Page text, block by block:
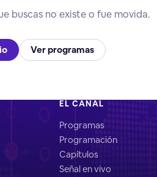
buscas no existe o fue movida.
Ver programas
EL CANAL
Programas
Programación
Capítulos
Señal en vivo